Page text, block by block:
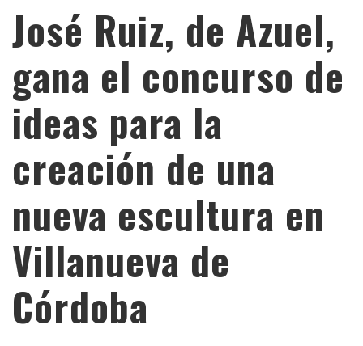
José Ruiz, de Azuel,
gana el concurso de
ideas para la
creación de una
nueva escultura en
Villanueva de
Córdoba